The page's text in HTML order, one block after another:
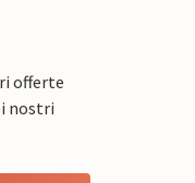
offerte
nostri